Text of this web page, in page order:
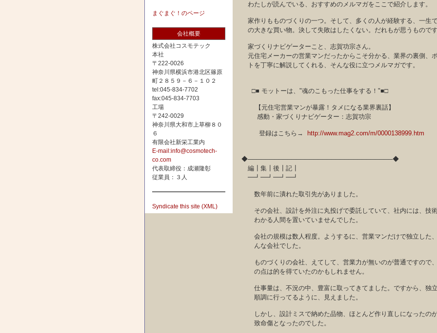
まぐまぐ！のページ
会社概要
株式会社コスモテック
本社
〒222-0026
神奈川県横浜市港北区篠原
町２８５９－６－１０２
tel:045-834-7702
fax:045-834-7703
工場
〒242-0029
神奈川県大和市上草柳８０
６
有限会社新栄工業内
E-mail:info@cosmotech-
co.com
代表取締役：成瀬隆彰
従業員：３人
Syndicate this site (XML)
わたしが読んでいる、おすすめのメルマガをここで紹介します。
家作りもものづくりの一つ。そして、多くの人が経験する、一生
の大きな買い物。決して失敗はしたくない。だれもが思うもので
家づくりナビゲーターこと、志賀功宗さん。
元住宅メーカーの営業マンだったからこそ分かる、業界の裏側、
トを丁寧に解説してくれる、そんな役に立つメルマガです。
□■ モットーは、"魂のこもった仕事をする！"■□
【元住宅営業マンが暴露！タメになる業界裏話】
感動・家づくりナビゲーター：志賀功宗
登録はこちら→ http://www.mag2.com/m/0000138999.htm
◆─────────────────────────────────◆
編┃集┃後┃記┃
━┛━┛━┛━┛
数年前に潰れた取引先がありました。
その会社、設計を外注に丸投げで委託していて、社内には、技
わかる人間を置いていませんでした。
会社の規模は数人程度。ようするに、営業マンだけで独立した
んな会社でした。
ものづくりの会社、えてして、営業力が無いのが普通ですので
の点は的を得ていたのかもしれません。
仕事量は、不況の中、豊富に取ってきてました。ですから、独
順調に行ってるように、見えました。
しかし、設計ミスで納めた品物、ほとんど作り直しになったの
致命傷となったのでした。